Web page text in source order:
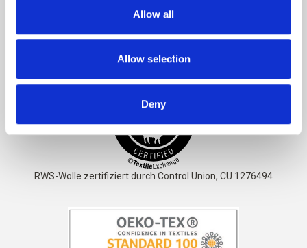
Allow all
Allow selection
Deny